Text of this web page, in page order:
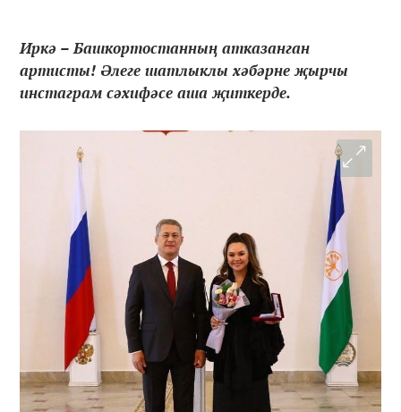
Иркә – Башкортостанның атказанган
артисты! Әлеге шатлыклы хәбәрне җырчы
инстаграм сәхифәсе аша җиткерде.